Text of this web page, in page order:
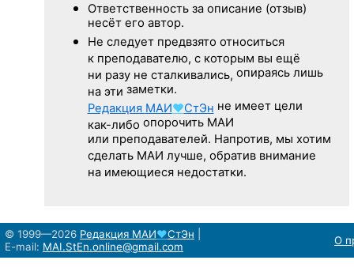
Ответственность за описание (отзыв)
несёт его автор.
Не следуетпредвзято относиться
к преподавателю, с которым вы ещё
ни разу не сталкивались, опираясь лишь
на эти заметки.
Редакция МАИ♥СтЭн не имеет цели
как-либо опорочить МАИ
или преподавателей. Напротив, мы хотим
сделать МАИ лучше, обратив внимание
на имеющиеся недостатки.
© 1999—2026 Редакция МАИ♥СтЭн
E-mail: MAI.StEn.online@gmail.com О